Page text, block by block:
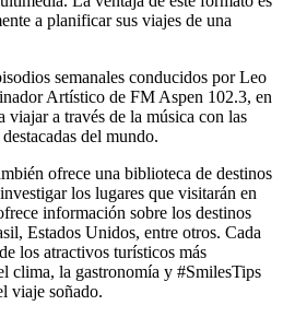
a planificar sus viajes de una
semanales conducidos por Leo
Artístico de FM Aspen 102.3, en
viajar a través de la música con las
del mundo.
ofrece una biblioteca de destinos
los lugares que visitarán en
información sobre los destinos
Estados Unidos, entre otros. Cada
los atractivos turísticos más
clima, la gastronomía y #SmilesTips
viaje soñado.